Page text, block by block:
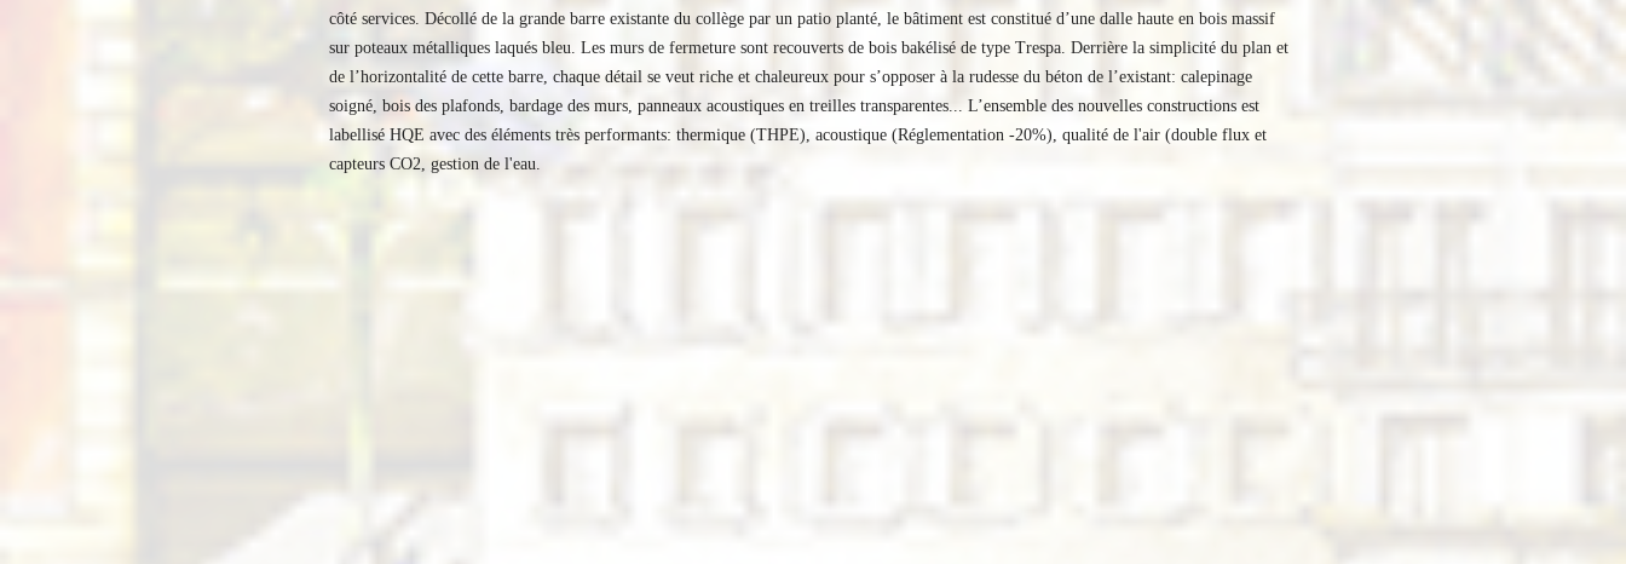
côté services. Décollé de la grande barre existante du collège par un patio planté, le bâtiment est constitué d’une dalle haute en bois massif
sur poteaux métalliques laqués bleu. Les murs de fermeture sont recouverts de bois bakélisé de type Trespa. Derrière la simplicité du plan et
de l’horizontalité de cette barre, chaque détail se veut riche et chaleureux pour s’opposer à la rudesse du béton de l’existant: calepinage
soigné, bois des plafonds, bardage des murs, panneaux acoustiques en treilles transparentes... L’ensemble des nouvelles constructions est
labellisé HQE avec des éléments très performants: thermique (THPE), acoustique (Réglementation -20%), qualité de l'air (double flux et
capteurs CO2, gestion de l'eau.